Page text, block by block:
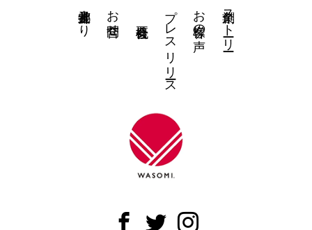
創業ストーリー
お客様の声
プレスリリース
お問合せ
井上都裳子より